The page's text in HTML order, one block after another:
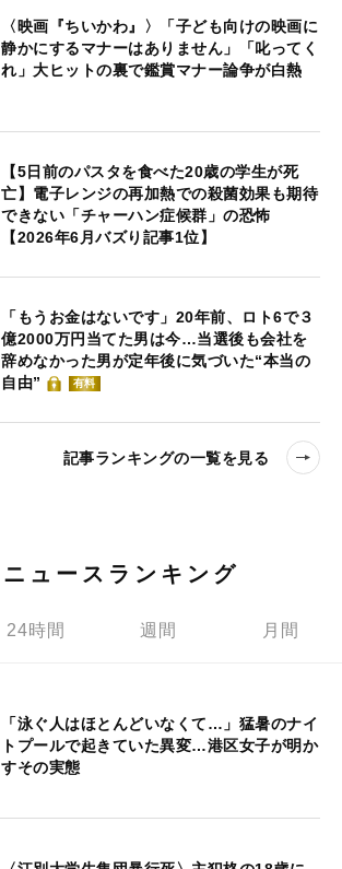
〈映画『ちいかわ』〉「子ども向けの映画に
静かにするマナーはありません」「叱ってく
れ」大ヒットの裏で鑑賞マナー論争が白熱
【5日前のパスタを食べた20歳の学生が死
亡】電子レンジの再加熱での殺菌効果も期待
できない「チャーハン症候群」の恐怖
【2026年6月バズり記事1位】
「もうお金はないです」20年前、ロト6で３
億2000万円当てた男は今…当選後も会社を
辞めなかった男が定年後に気づいた“本当の
自由”
有料
記事ランキングの一覧を見る
ニュースランキング
24時間 週間 月間
「泳ぐ人はほとんどいなくて…」猛暑のナイ
トプールで起きていた異変…港区女子が明か
すその実態